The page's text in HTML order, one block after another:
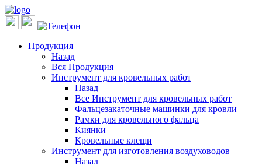
Продукция
Назад
Вся Продукция
Инструмент для кровельных работ
Назад
Все Инструмент для кровельных работ
Фальцезакаточные машинки для кровли
Рамки для кровельного фальца
Киянки
Кровельные клещи
Инструмент для изготовления воздуховодов
Назад